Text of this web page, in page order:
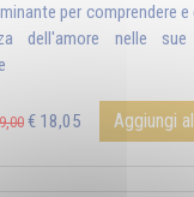
per comprendere
dell'amore nelle sue
€ 18,05 Aggiungi